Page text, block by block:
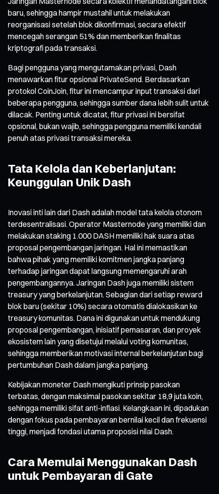
baru, sehingga hampir mustahil untuk melakukan
reorganisasi setelah blok dikonfirmasi, secara efektif
mencegah serangan 51% dan memberikan finalitas
kriptografi pada transaksi.
Bagi pengguna yang mengutamakan privasi, Dash
menawarkan fitur opsional PrivateSend. Berdasarkan
protokol CoinJoin, fitur ini mencampur input transaksi dari
beberapa pengguna, sehingga sumber dana lebih sulit untuk
dilacak. Penting untuk dicatat, fitur privasi ini bersifat
opsional, bukan wajib, sehingga pengguna memiliki kendali
penuh atas privasi transaksi mereka.
Tata Kelola dan Keberlanjutan:
Keunggulan Unik Dash
Inovasi inti lain dari Dash adalah model tata kelola otonom
terdesentralisasi. Operator Masternode yang memiliki dan
melakukan staking 1.000 DASH memiliki hak suara atas
proposal pengembangan jaringan. Hal ini memastikan
bahwa pihak yang memiliki komitmen jangka panjang
terhadap jaringan dapat langsung memengaruhi arah
pengembangannya. Jaringan Dash juga memiliki sistem
treasury yang berkelanjutan. Sebagian dari setiap reward
blok baru (sekitar 10%) secara otomatis dialokasikan ke
treasury komunitas. Dana ini digunakan untuk mendukung
proposal pengembangan, inisiatif pemasaran, dan proyek
ekosistem lain yang disetujui melalui voting komunitas,
sehingga memberikan motivasi internal berkelanjutan bagi
pertumbuhan Dash dalam jangka panjang.
Kebijakan moneter Dash mengikuti prinsip pasokan
terbatas, dengan maksimal pasokan sekitar 18,9 juta koin,
sehingga memiliki sifat anti-inflasi. Kelangkaan ini, dipadukan
dengan fokus pada pembayaran bernilai kecil dan frekuensi
tinggi, menjadi fondasi utama proposisi nilai Dash.
Cara Memulai Menggunakan Dash
untuk Pembayaran di Gate